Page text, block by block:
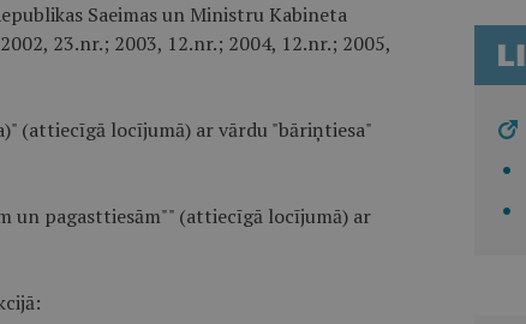
Saeimas un Ministru Kabineta
23.nr.; 2003, 12.nr.; 2004, 12.nr.; 2005,
(attiecīgā locījumā) ar vārdu "bāriņtiesa"
un pagasttiesām"" (attiecīgā locījumā) ar